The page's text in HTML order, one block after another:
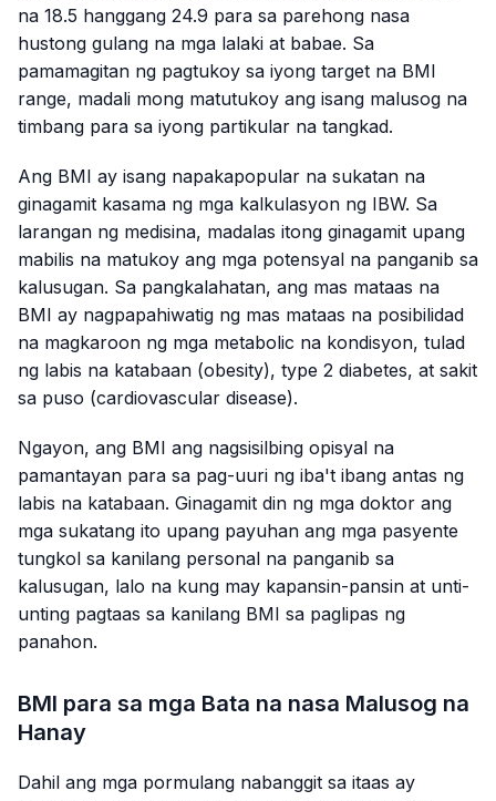
na 18.5 hanggang 24.9 para sa parehong nasa
hustong gulang na mga lalaki at babae. Sa
pamamagitan ng pagtukoy sa iyong target na BMI
range, madali mong matutukoy ang isang malusog na
timbang para sa iyong partikular na tangkad.
Ang BMI ay isang napakapopular na sukatan na
ginagamit kasama ng mga kalkulasyon ng IBW. Sa
larangan ng medisina, madalas itong ginagamit upang
mabilis na matukoy ang mga potensyal na panganib sa
kalusugan. Sa pangkalahatan, ang mas mataas na
BMI ay nagpapahiwatig ng mas mataas na posibilidad
na magkaroon ng mga metabolic na kondisyon, tulad
ng labis na katabaan (obesity), type 2 diabetes, at sakit
sa puso (cardiovascular disease).
Ngayon, ang BMI ang nagsisilbing opisyal na
pamantayan para sa pag-uuri ng iba't ibang antas ng
labis na katabaan. Ginagamit din ng mga doktor ang
mga sukatang ito upang payuhan ang mga pasyente
tungkol sa kanilang personal na panganib sa
kalusugan, lalo na kung may kapansin-pansin at unti-
unting pagtaas sa kanilang BMI sa paglipas ng
panahon.
BMI para sa mga Bata na nasa Malusog na
Hanay
Dahil ang mga pormulang nabanggit sa itaas ay